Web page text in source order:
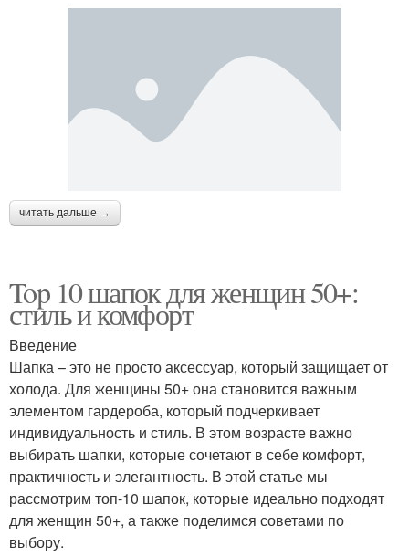
читать дальше →
Top 10 шапок для женщин 50+:
стиль и комфорт
Введение
Шапка – это не просто аксессуар, который защищает от
холода. Для женщины 50+ она становится важным
элементом гардероба, который подчеркивает
индивидуальность и стиль. В этом возрасте важно
выбирать шапки, которые сочетают в себе комфорт,
практичность и элегантность. В этой статье мы
рассмотрим топ-10 шапок, которые идеально подходят
для женщин 50+, а также поделимся советами по
выбору.